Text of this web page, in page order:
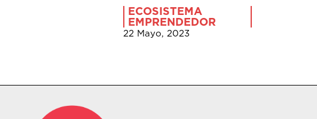
ECOSISTEMA
EMPRENDEDOR
22 Mayo, 2023